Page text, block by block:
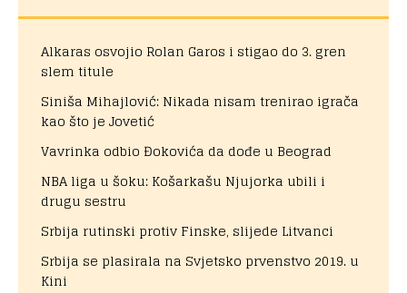
Alkaras osvojio Rolan Garos i stigao do 3. gren
slem titule
Siniša Mihajlović: Nikada nisam trenirao igrača
kao što je Jovetić
Vavrinka odbio Đokovića da dođe u Beograd
NBA liga u šoku: Košarkašu Njujorka ubili i
drugu sestru
Srbija rutinski protiv Finske, slijede Litvanci
Srbija se plasirala na Svjetsko prvenstvo 2019. u
Kini